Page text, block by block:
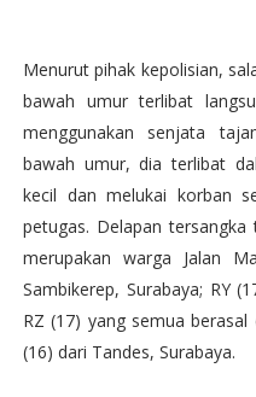
Menurut pihak kepolisian,
bawah umur terlibat
menggunakan senjata
bawah umur, dia terlibat
kecil dan melukai korban
petugas. Delapan
merupakan warga Jalan
Sambikerep, Surabaya; RY
RZ (17) yang semua
(16) dari Tandes, Surabaya.